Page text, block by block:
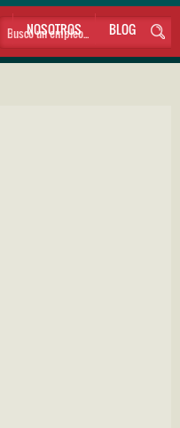
NOSOTROS BLOG